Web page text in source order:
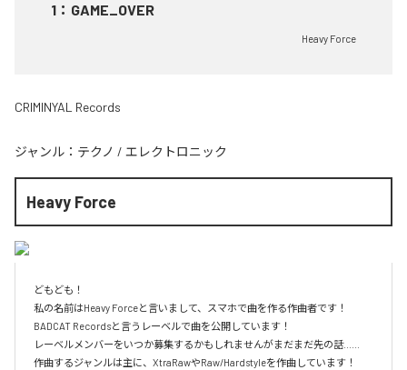
1 ： GAME_OVER
Heavy Force
CRIMINYAL Records
ジャンル： テクノ / エレクトロニック
Heavy Force
どもども！
私の名前はHeavy Forceと言いまして、スマホで曲を作る作曲者です！
BADCAT Recordsと言うレーベルで曲を公開しています！
レーベルメンバーをいつか募集するかもしれませんがまだまだ先の話......
作曲するジャンルは主に、XtraRawやRaw/Hardstyleを作曲しています！